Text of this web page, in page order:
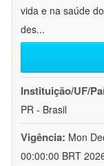
vida e na saúde
des...
Instituição/UF/
PR - Brasil
Vigência: Mon
00:00:00 BRT